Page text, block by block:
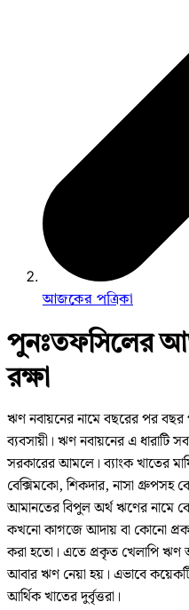
আজকের পত্রিকা
পুনঃতফসিলের
রক্ষা
ঋণ নবায়নের নামে বছরের পর বছর
ব্যবসায়ী। ঋণ নবায়নের এ ধারাটি
সরকারের আমলে। ব্যাংক খাতের
বেক্সিমকো, শিকদার, নাসা গ্রুপসহ
আমানতের বিপুল অর্থ ঋণের নামে
কখনো কাগজে আদায় বা কোনো
করা হতো। এতে প্রকৃত খেলাপি
আবার ঋণ নেয়া হয়। এভাবে
আর্থিক খাতের দুর্বৃত্তরা।